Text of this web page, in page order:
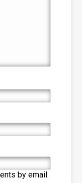
by email.